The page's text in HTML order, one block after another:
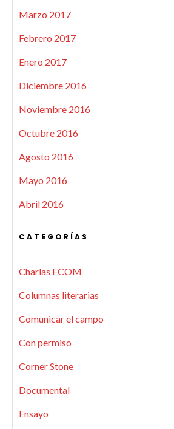
Marzo 2017
Febrero 2017
Enero 2017
Diciembre 2016
Noviembre 2016
Octubre 2016
Agosto 2016
Mayo 2016
Abril 2016
CATEGORÍAS
Charlas FCOM
Columnas literarias
Comunicar el campo
Con permiso
Corner Stone
Documental
Ensayo